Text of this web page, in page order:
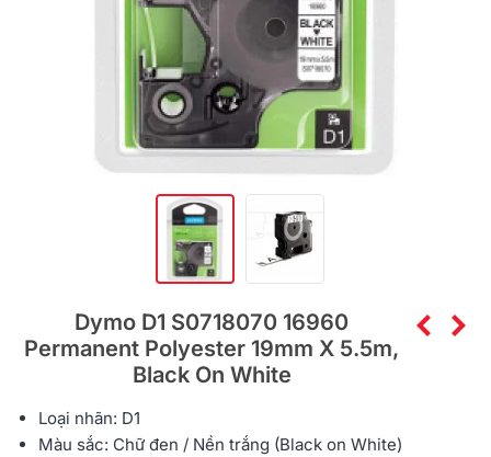
Dymo D1 S0718070 16960
Permanent Polyester 19mm X 5.5m,
Black On White
Loại nhãn: D1
Màu sắc: Chữ đen / Nền trắng (Black on White)